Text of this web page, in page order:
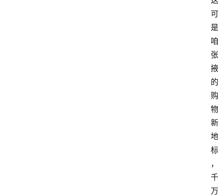
可
是
咱
张
掖
的
购
物
新
地
标
，
千
万